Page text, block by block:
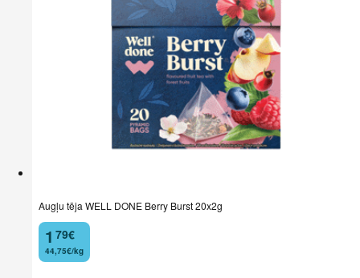
Augļu tēja WELL DONE Berry Burst 20x2g
1
. 79€
44,75€/kg